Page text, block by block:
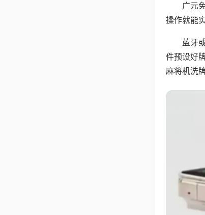
广元
操作就能
蓝牙
件预设好
麻将机洗